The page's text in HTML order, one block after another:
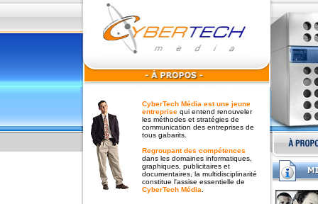
CyberTech Média est une jeune
entreprise qui entend renouveler
les méthodes et stratégies de
communication des entreprises de
tous gabarits.
Regroupant des compétences
dans les domaines informatiques,
graphiques, publicitaires et
documentaires, la multidisciplinarité
constitue l'assise essentielle de
CyberTech Média